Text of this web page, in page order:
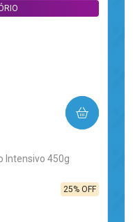
Intensivo 450g
25% OFF
COMPRAR